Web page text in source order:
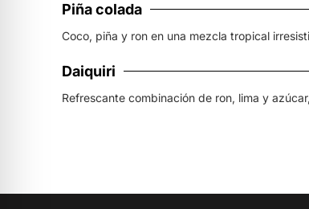
Piña colada
Coco, piña y ron en una mezcla tropical
Daiquiri
Refrescante combinación de ron, lima y